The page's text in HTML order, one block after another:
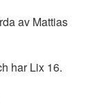
av Mattias
har Lix 16.